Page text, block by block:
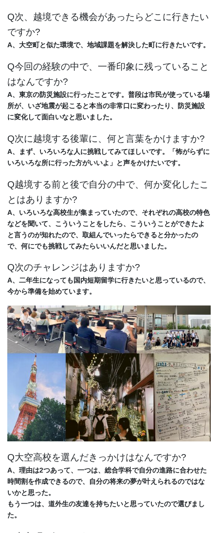
Q次、越境できる機会があったらどこに行きたい
ですか?
A、大空町と似た環境で、地域課題を解決した町に行きたいです。
Q今回の経験の中で、一番印象に残っていること
はなんですか?
A、東京の防災施設に行ったことです。普段は市民が使っている場
所が、いざ地震が起こると本当の非常口に変わったり、防災施設
に変化して面白いなと思いました。
Q次に越境する後輩に、何と言葉をかけますか?
A、まず、いろいろな人に挑戦してみてほしいです。「怖がらずに
いろいろな所に行った方がいいよ」と声をかけたいです。
Q越境する前と後で自分の中で、何か変化したこ
とはありますか?
A、いろいろな高校生が集まっていたので、それぞれの高校の特色
などを聞いて、こういうことをしたら、 こういうことができたよ
と言うのが知れたので、取組んでいったらできると分かったの
で、 何にでも挑戦してみたらいいんだと思いました。
Q次のチャレンジはありますか?
A、二年生になっても国内短期留学に行きたいと思っているので、
今から準備を始めています。
Q大空高校を選んだきっかけはなんですか?
A、理由は2つあって、一つは、総合学科で自分の進路に合わせた
時間割を作成できるので、
自分の将来の夢が叶えられるのではな
いかと思った。
もう一つは、道外生の友達を持ちたいと思っていたので選びまし
た。